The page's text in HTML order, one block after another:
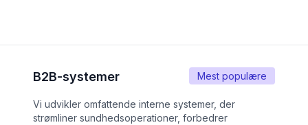
Mest populære
B2B-systemer
Vi udvikler omfattende interne systemer, der
strømliner sundhedsoperationer, forbedrer